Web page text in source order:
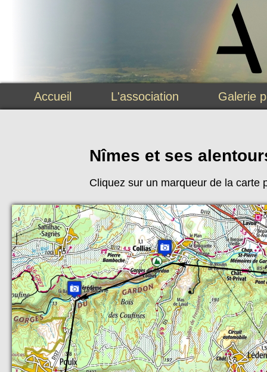
Accueil L'association Galerie
Nîmes et ses
Cliquez sur un marqueur de la carte